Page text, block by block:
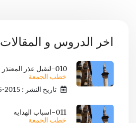
اخر الدروس و المقالات
010-لنقبل عذر المعتذر
خطب الجمعة
تاريخ النشر : 2015-05-22
011-اسباب الهدايه
خطب الجمعة